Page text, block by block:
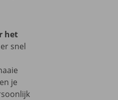
het
snel
je